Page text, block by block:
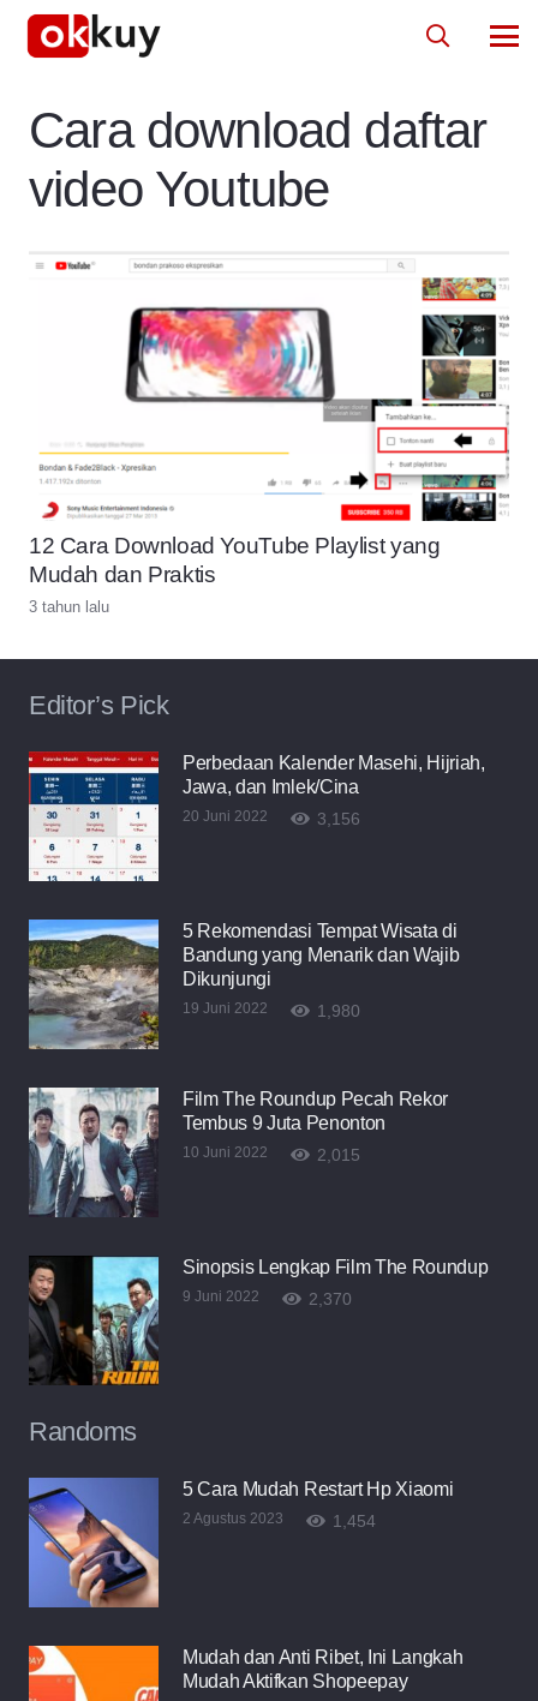
Cara download daftar
video Youtube
12 Cara Download YouTube Playlist yang
Mudah dan Praktis
3 tahun lalu
Editor’s Pick
Perbedaan Kalender Masehi, Hijriah,
Jawa, dan Imlek/Cina
20 Juni 2022 3,156
5 Rekomendasi Tempat Wisata di
Bandung yang Menarik dan Wajib
Dikunjungi
19 Juni 2022 1,980
Film The Roundup Pecah Rekor
Tembus 9 Juta Penonton
10 Juni 2022 2,015
Sinopsis Lengkap Film The Roundup
9 Juni 2022 2,370
Randoms
5 Cara Mudah Restart Hp Xiaomi
2 Agustus 2023 1,454
Mudah dan Anti Ribet, Ini Langkah
Mudah Aktifkan Shopeepay